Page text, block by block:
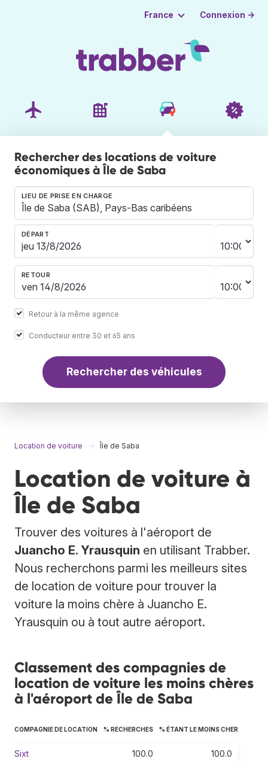
France Connexion →
Rechercher des locations de voiture
économiques à Île de Saba
LIEU DE PRISE EN CHARGE
DÉPART
RETOUR
Retour à la même agence
Conducteur entre 30 et 65 ans
Rechercher des véhicules
Location de voiture Île de Saba
Location de voiture à
Île de Saba
Trouver des voitures à l'aéroport de
Juancho E. Yrausquin en utilisant Trabber.
Nous recherchons parmi les meilleurs sites
de location de voiture pour trouver la
voiture la moins chère à Juancho E.
Yrausquin ou à tout autre aéroport.
Classement des compagnies de
location de voiture les moins chères
à l'aéroport de Île de Saba
COMPAGNIE DE LOCATION % RECHERCHES % ÉTANT LE MOINS CHER
Sixt 100.0 100.0